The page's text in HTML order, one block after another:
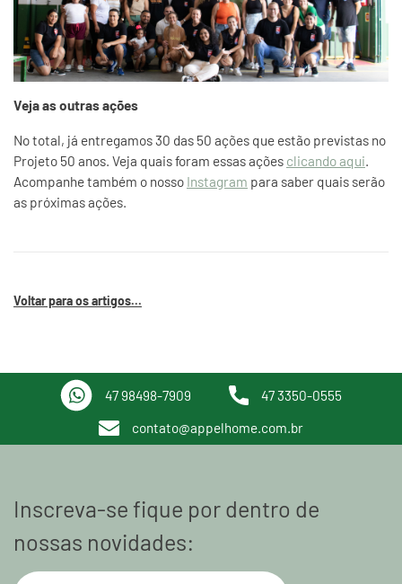
Veja as outras ações
No total, já entregamos 30 das 50 ações que estão previstas no
Projeto 50 anos. Veja quais foram essas ações clicando aqui
Acompanhe também o nosso Instagram para saber quais serão
as próximas ações.
Voltar para os artigos...
47 98498-7909 47 3350-0555
contato@appelhome.com.br
Inscreva-se fique por dentro de
nossas novidades: